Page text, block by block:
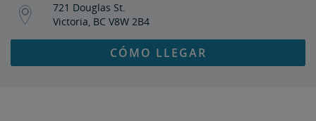
721 Douglas St.
Victoria, BC V8W 2B4
CÓMO LLEGAR